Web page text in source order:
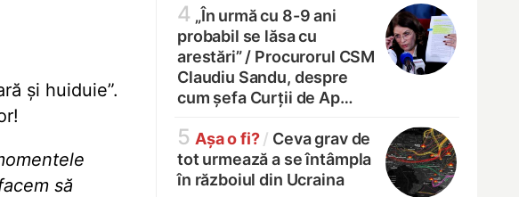
4 „În urmă cu 8-9 ani
probabil se lăsa cu
arestări” / Procurorul CSM
Claudiu Sandu, despre
cum șefa Curții de Ap…
5 Așa o fi? / Ceva grav de
tot urmează a se întâmpla
în războiul din Ucraina
și huiduie”.
să